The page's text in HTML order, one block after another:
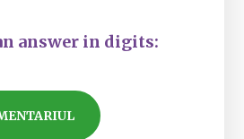
answer in digits: